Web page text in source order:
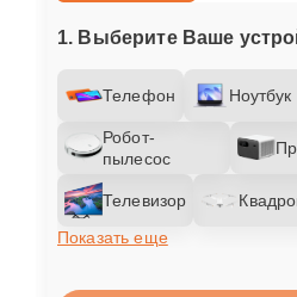
1. Выберите Ваше
Телефон Ноутбук
Робот-
пылесос
Телевизор
Показать еще